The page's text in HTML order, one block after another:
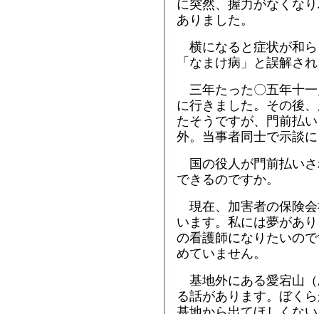
に突然、握力がなくな
ありました。
横になると症状が和
「なまけ病」と誤解さ
三年たった〇五年十
に行きました。その後
たそうですが、門前払
外。当事者同士で示談
国の役人が門前払い
できるのですか。
現在、加害者の保険
います。私には夢があ
の看護師になりたいの
めていません。
基地外にある愛宕山
る話があります。ぼく